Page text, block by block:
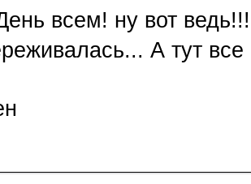
всем! ну вот
А тут